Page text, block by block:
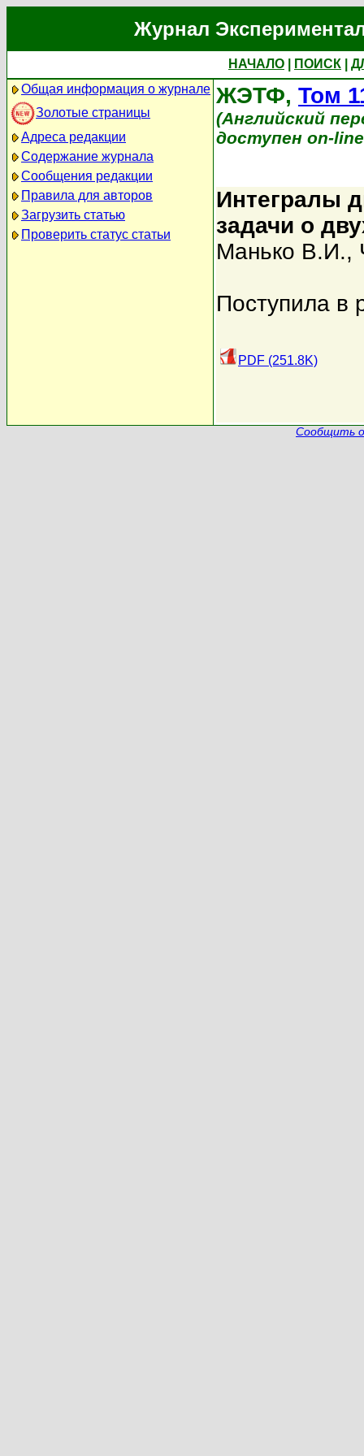
Журнал
НАЧАЛО ПОИСК
Общая информация о журнале
Золотые страницы
Адреса редакции
Содержание журнала
Сообщения редакции
Правила для авторов
Загрузить статью
Проверить статус статьи
ЖЭТФ, Том
(Английский
доступен on-
Интегралы
задачи о
Манько В.И.,
Поступила в
PDF (251.8K)
Сообщить о